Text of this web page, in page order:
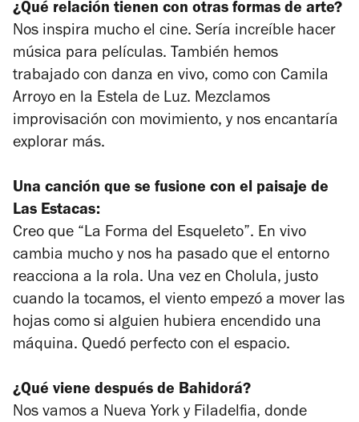
¿Qué relación tienen con otras formas de arte?
Nos inspira mucho el cine. Sería increíble hacer
música para películas. También hemos
trabajado con danza en vivo, como con Camila
Arroyo en la Estela de Luz. Mezclamos
improvisación con movimiento, y nos encantaría
explorar más.
Una canción que se fusione con el paisaje de
Las Estacas:
Creo que “La Forma del Esqueleto”. En vivo
cambia mucho y nos ha pasado que el entorno
reacciona a la rola. Una vez en Cholula, justo
cuando la tocamos, el viento empezó a mover las
hojas como si alguien hubiera encendido una
máquina. Quedó perfecto con el espacio.
¿Qué viene después de Bahidorá?
Nos vamos a Nueva York y Filadelfia, donde